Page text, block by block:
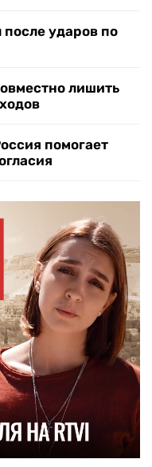
ударов по
лишить
помогает